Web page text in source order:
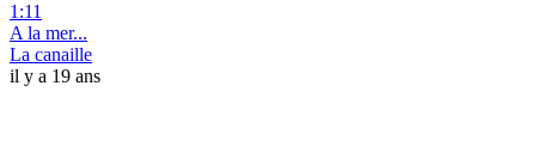
1:11
A la mer...
La canaille
il y a 19 ans